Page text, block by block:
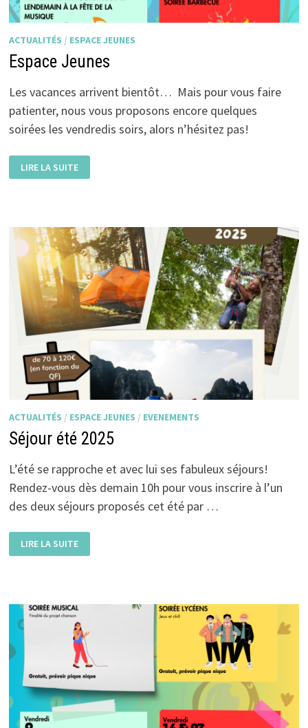
ACTUALITÉS / ESPACE JEUNES
Espace Jeunes
Les vacances arrivent bientôt… Mais pour vous faire
patienter, nous vous proposons encore quelques
soirées les vendredis soirs, alors n’hésitez pas!
JEUNES
LIRE LA SUITE
ACTUALITÉS / ESPACE JEUNES / EVENEMENTS
Séjour été 2025
L’été se rapproche et avec lui ses fabuleux séjours!
Rendez-vous dès demain 10h pour vous inscrire à l’un
des deux séjours proposés cet été par …
SÉJOUR
ÉTÉ
2025
LIRE LA SUITE